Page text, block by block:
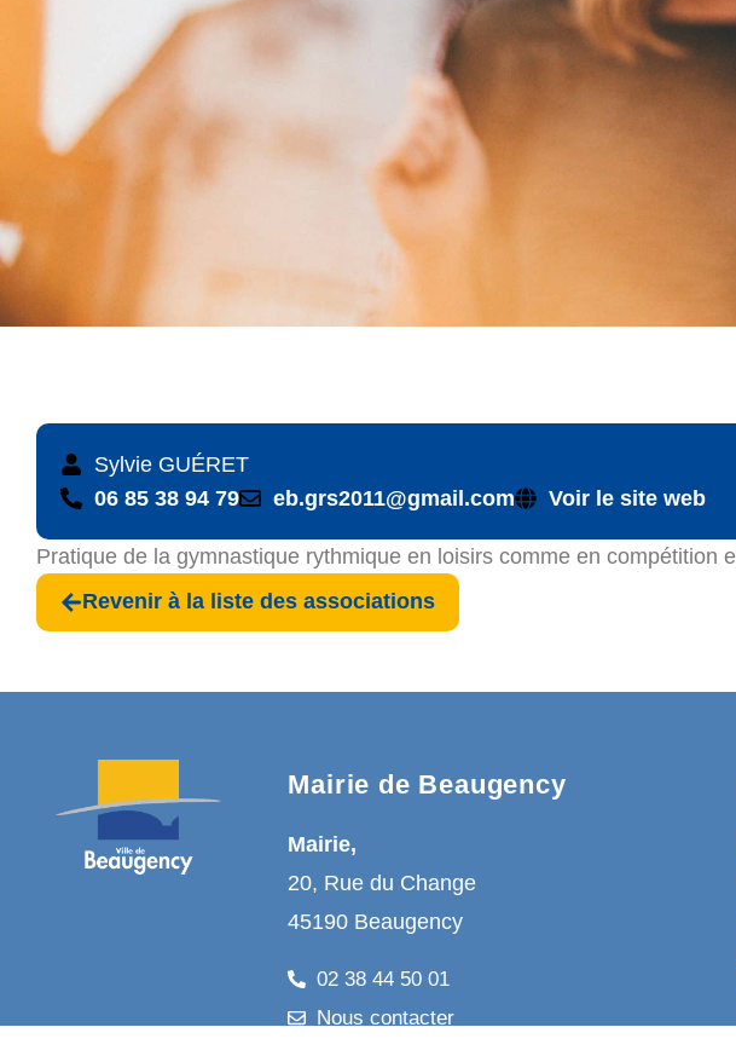
Sylvie GUÉRET
06 85 38 94 79
eb.grs2011@gmail.com Voir le site web
Pratique de la gymnastique rythmique en loisirs comme en compétition
Revenir à la liste des associations
Mairie de Beaugency
Mairie,
20, Rue du Change
45190 Beaugency
02 38 44 50 01
Nous contacter